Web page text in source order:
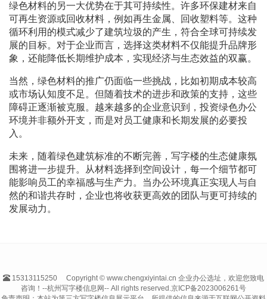
绿色材料的另一大优势在于其可持续性。许多环保建材来自
可再生资源或回收材料，例如再生金属、回收塑料等。这种
循环利用的模式减少了建筑垃圾的产生，符合全球可持续发
展的目标。对于企业而言，选择这类材料不仅能提升品牌形
象，还能降低长期维护成本，实现经济与生态效益的双赢。
当然，绿色材料的推广仍面临一些挑战，比如初期成本较高
或市场认知度不足。但随着技术的进步和政策的支持，这些
障碍正逐渐被克服。越来越多的企业意识到，投资绿色办公
环境并非额外开支，而是对员工健康和长期发展的必要投
入。
未来，随着绿色建筑标准的不断完善，写字楼的生态健康氛
围将进一步提升。从材料选择到空间设计，每一个细节都可
能影响员工的幸福感与生产力。当办公环境真正实现人与自
然的和谐共存时，企业也将收获更高效的团队与更可持续的
发展动力。
15313115250
Copyright © www.chengxiyintai.cn 企业办公选址，欢迎您致电
咨询！--杭州写字楼信息网-- All rights reserved.京ICP备2023006261号